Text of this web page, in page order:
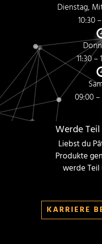
Dienstag,
10:30
11:30
09:00 –
Werde
Liebst du
Produkte
werde Teil
KARRIERE